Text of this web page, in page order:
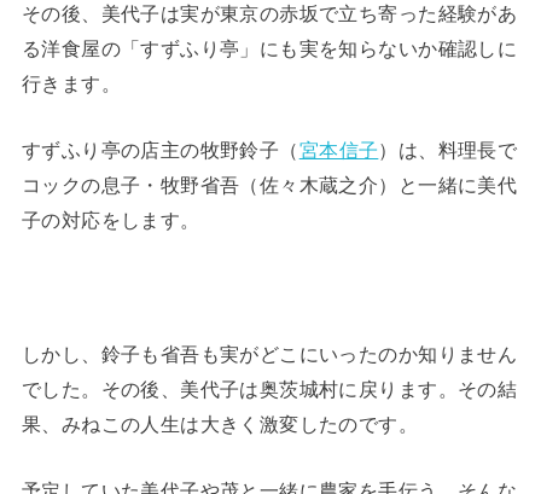
その後、美代子は実が東京の赤坂で立ち寄った経験があ
る洋食屋の「すずふり亭」にも実を知らないか確認しに
行きます。
すずふり亭の店主の牧野鈴子（宮本信子）は、料理長で
コックの息子・牧野省吾（佐々木蔵之介）と一緒に美代
子の対応をします。
しかし、鈴子も省吾も実がどこにいったのか知りません
でした。その後、美代子は奥茨城村に戻ります。その結
果、みねこの人生は大きく激変したのです。